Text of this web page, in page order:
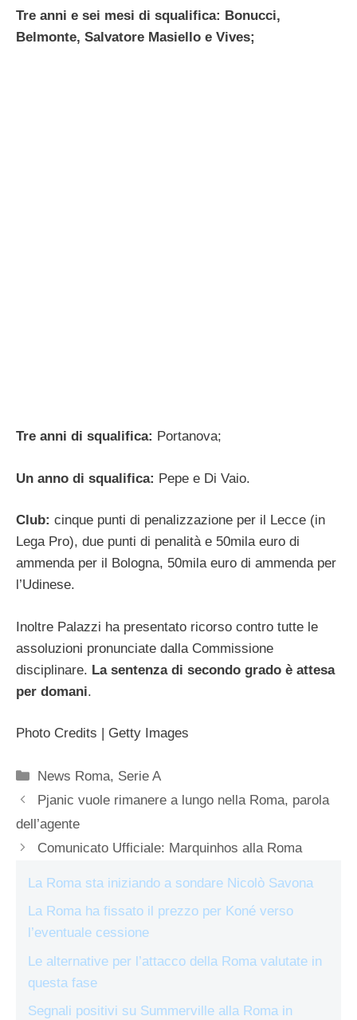
Tre anni e sei mesi di squalifica: Bonucci,
Belmonte, Salvatore Masiello e Vives;
Tre anni di squalifica: Portanova;
Un anno di squalifica: Pepe e Di Vaio.
Club: cinque punti di penalizzazione per il Lecce (in
Lega Pro), due punti di penalità e 50mila euro di
ammenda per il Bologna, 50mila euro di ammenda per
l’Udinese.
Inoltre Palazzi ha presentato ricorso contro tutte le
assoluzioni pronunciate dalla Commissione
disciplinare. La sentenza di secondo grado è attesa
per domani.
Photo Credits | Getty Images
Categorie
News Roma, Serie A
Pjanic vuole rimanere a lungo nella Roma, parola
dell’agente
Comunicato Ufficiale: Marquinhos alla Roma
La Roma sta iniziando a sondare Nicolò Savona
La Roma ha fissato il prezzo per Koné verso
l’eventuale cessione
Le alternative per l’attacco della Roma valutate in
questa fase
Segnali positivi su Summerville alla Roma in